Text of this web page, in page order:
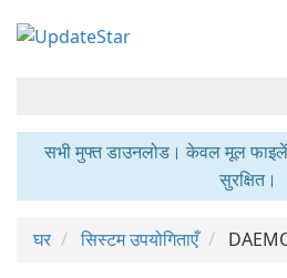
सभी मुफ्त डाउनलोड। केवल मूल
सुरक्षित।
घर सिस्टम उपयोगिताएँ